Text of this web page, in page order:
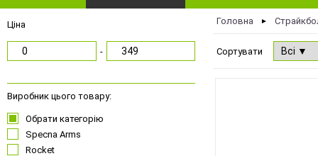
Ціна
-
Виробник цього товару:
Обрати категорію
Specna Arms
Rocket
Головна ►
Сортувати